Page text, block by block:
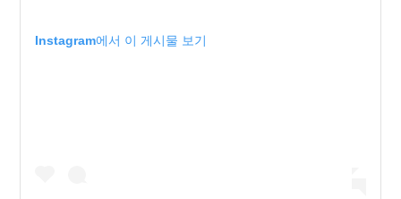
Instagram에서 이 게시물 보기